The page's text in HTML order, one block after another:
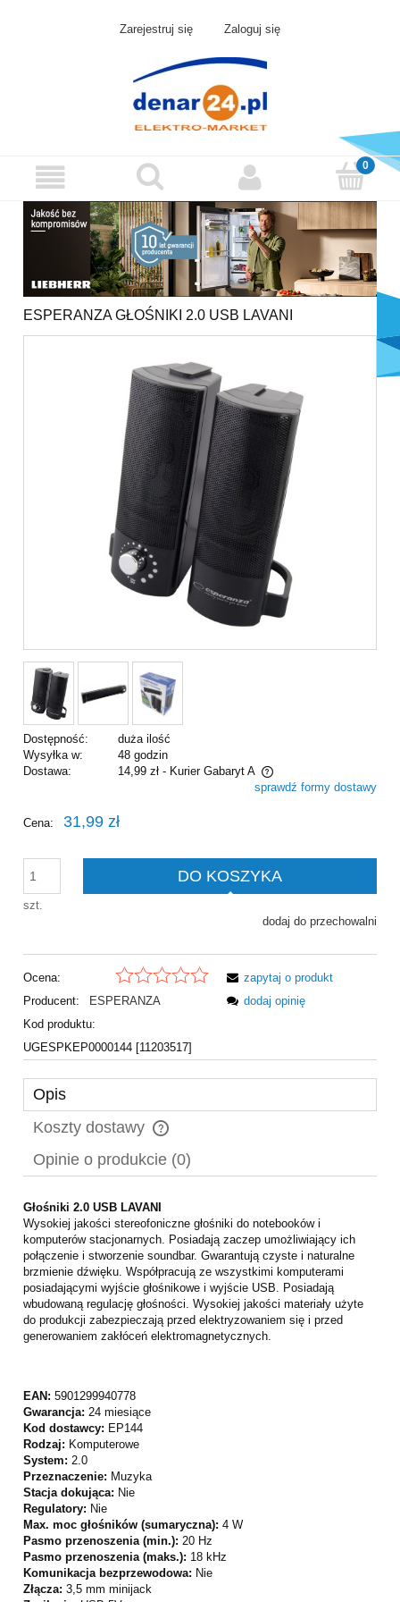
Zarejestruj się Zaloguj się
ESPERANZA GŁOŚNIKI 2.0 USB LAVANI
Dostępność:
duża ilość
Wysyłka w:
48 godzin
Dostawa:
14,99 zł - Kurier Gabaryt A
Cena nie zawiera ewentualnych kosztów płatnościsprawdź formy dostawy
Cena: 31,99 zł
szt.
DO KOSZYKA
dodaj do przechowalni
Ocena:
Producent:
ESPERANZA
Kod produktu:
UGESPKEP0000144 [11203517]
zapytaj o produkt
dodaj opinię
Opis
Koszty dostawy
Cena nie zawiera ewentualnych kosztów płatności
Opinie o produkcie (0)
Głośniki 2.0 USB LAVANI
Wysokiej jakości stereofoniczne głośniki do notebooków i
komputerów stacjonarnych. Posiadają zaczep umożliwiający ich
połączenie i stworzenie soundbar. Gwarantują czyste i naturalne
brzmienie dźwięku. Współpracują ze wszystkimi komputerami
posiadającymi wyjście głośnikowe i wyjście USB. Posiadają
wbudowaną regulację głośności. Wysokiej jakości materiały użyte
do produkcji zabezpieczają przed elektryzowaniem się i przed
generowaniem zakłóceń elektromagnetycznych.
EAN: 5901299940778
Gwarancja: 24 miesiące
Kod dostawcy: EP144
Rodzaj: Komputerowe
System: 2.0
Przeznaczenie: Muzyka
Stacja dokująca: Nie
Regulatory: Nie
Max. moc głośników (sumaryczna): 4 W
Pasmo przenoszenia (min.): 20 Hz
Pasmo przenoszenia (maks.): 18 kHz
Komunikacja bezprzewodowa: Nie
Złącza: 3,5 mm minijack